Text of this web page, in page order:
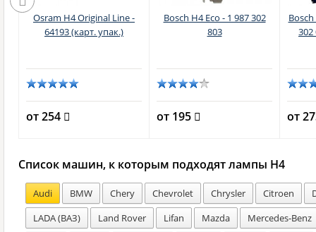
Osram H4 Original Line -
64193 (карт. упак.)
от 254
Bosch H4 Eco - 1 987 302
803
от 195
302
от
Список машин, к которым подходят лампы H4
Audi BMW Chery Chevrolet Chrysler Citroen
LADA (ВАЗ)
Land Rover Lifan Mazda
Mercedes-Benz